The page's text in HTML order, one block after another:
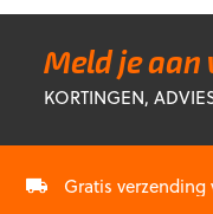
optie
gekozen
de
Meld je aan
KORTINGEN,
Gratis verzending